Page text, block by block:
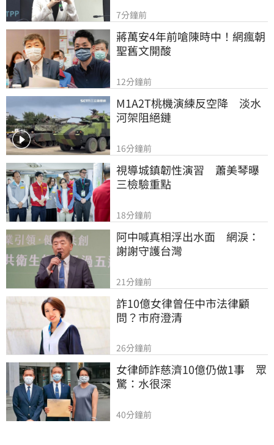
7分鐘前
蔣萬安4年前嗆陳時中！網瘋朝
聖舊文開酸
12分鐘前
M1A2T桃機演練反空降　淡水
河架阻絕鏈
16分鐘前
視導城鎮韌性演習　蕭美琴曝
三檢驗重點
18分鐘前
阿中喊真相浮出水面　網淚：
謝謝守護台灣
21分鐘前
詐10億女律曾任中市法律顧
問？市府澄清
26分鐘前
女律師詐慈濟10億仍做1事　眾
驚：水很深
40分鐘前